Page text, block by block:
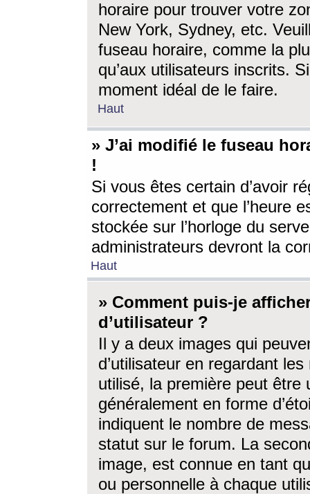
horaire pour trouver votre
New York, Sydney, etc.
fuseau horaire, comme la
qu’aux utilisateurs inscrits.
moment idéal de le faire.
Haut
» J’ai modifié le fuseau
!
Si vous êtes certain d’avoir
correctement et que l’heure
stockée sur l’horloge du
administrateurs devront la
Haut
» Comment puis-je
d’utilisateur ?
Il y a deux images qui
d’utilisateur en regardant
utilisé, la première peut être
généralement en forme
indiquent le nombre de
statut sur le forum. La
image, est connue en tant
ou personnelle à chaque